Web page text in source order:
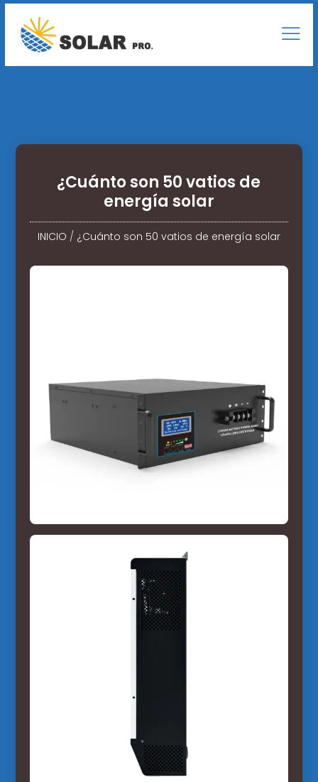
¿Cuánto son 50 vatios de
energía solar
INICIO / ¿Cuánto son 50 vatios de energía solar